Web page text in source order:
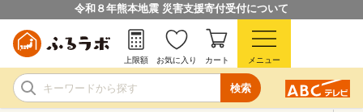
令和８年熊本地震 災害支援寄付受付について
検索
上限額 お気に入り カート メニュー